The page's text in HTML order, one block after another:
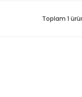
Toplam 1